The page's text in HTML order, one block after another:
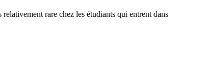
rare chez les étudiants qui entrent dans